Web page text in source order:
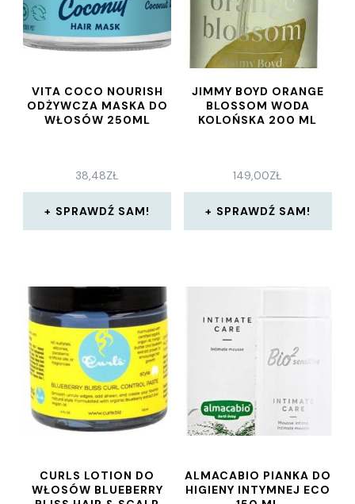
VITA COCO NOURISH
ODŻYWCZA MASKA DO
WŁOSÓW 250ML
38,48ZŁ
SPRAWDŹ SAM!
JIMMY BOYD ORANGE
BLOSSOM WODA
KOLOŃSKA 200 ML
149,00ZŁ
SPRAWDŹ SAM!
CURLS LOTION DO
WŁOSÓW BLUEBERRY
ALMACABIO PIANKA DO
HIGIENY INTYMNEJ ECO